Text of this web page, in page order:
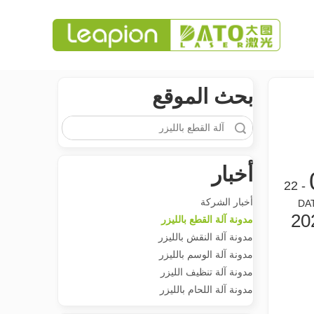
بحث الموقع
أخبار
أخبار الشركة
مدونة آلة القطع بالليزر
مدونة آلة النقش بالليزر
مدونة آلة الوسم بالليزر
مدونة آلة تنظيف الليزر
مدونة آلة اللحام بالليزر
- 22